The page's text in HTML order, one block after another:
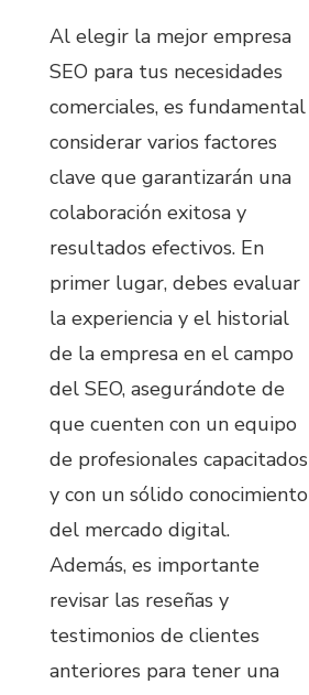
Al elegir la mejor empresa
SEO para tus necesidades
comerciales, es fundamental
considerar varios factores
clave que garantizarán una
colaboración exitosa y
resultados efectivos. En
primer lugar, debes evaluar
la experiencia y el historial
de la empresa en el campo
del SEO, asegurándote de
que cuenten con un equipo
de profesionales capacitados
y con un sólido conocimiento
del mercado digital.
Además, es importante
revisar las reseñas y
testimonios de clientes
anteriores para tener una